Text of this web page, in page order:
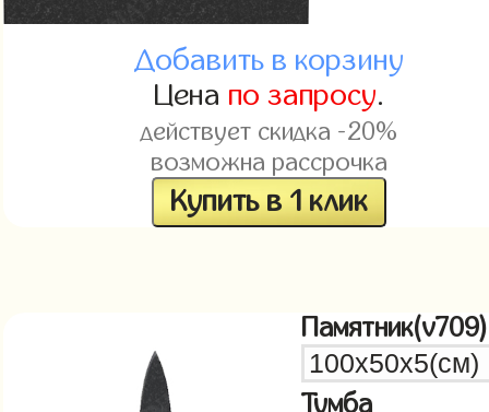
Добавить в корзину
Цена по запросу.
действует скидка -20%
возможна рассрочка
Купить в 1 клик
Памятник(v709)
Тумба